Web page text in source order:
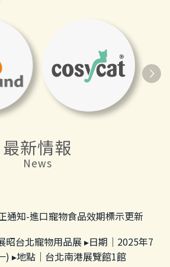
最新情報
News
通知-進口寵物食品效期標示更新
昭台北寵物用品展 ▸日期｜2025年7
) ▸地點｜台北南港展覽館1館